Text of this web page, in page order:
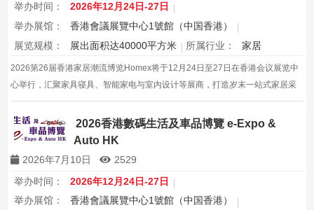
举办时间：
2026年12月24日-27日
举办展馆：
香港會議展覽中心1號館（中国香港）
展览规模：
展出面积达40000平方米 所属行业： 家居
2026第26届香港家居潮流博览Homex将于12月24日至27日在香港会议展览中
心举行，汇聚家具寝具、智能家电与室内设计等展商，打造岁末一站式家居采
购与灵感盛会，欢迎本地家庭与海内外买家入场挑选心仪家居好物，共度温馨
节日购物季，感受设计之美。2026香港數碼生活及車品博覽 e-Expo &
Auto HK
2026年7月10日
2529
举办时间：
2026年12月24日-27日
举办展馆：
香港會議展覽中心1號館（中国香港）